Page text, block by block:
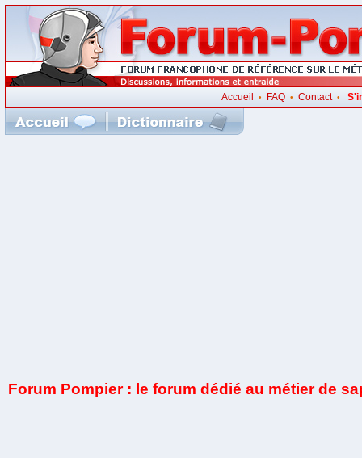
Accueil • FAQ• Contact•
Forum Pompier : le forum dédié au métier de